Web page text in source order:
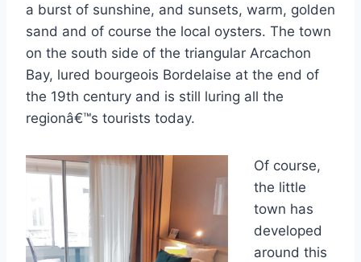
a burst of sunshine, and sunsets, warm, golden
sand and of course the local oysters. The town
on the south side of the triangular Arcachon
Bay, lured bourgeois Bordelaise at the end of
the 19th century and is still luring all the
regionâ€™s tourists today.
Of course,
the little
town has
developed
around this